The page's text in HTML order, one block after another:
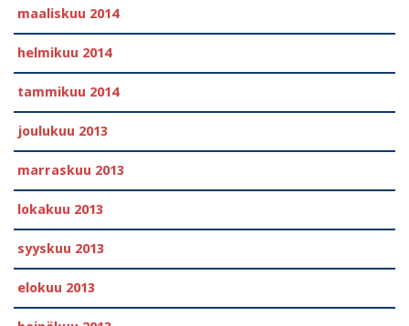
maaliskuu 2014
helmikuu 2014
tammikuu 2014
joulukuu 2013
marraskuu 2013
lokakuu 2013
syyskuu 2013
elokuu 2013